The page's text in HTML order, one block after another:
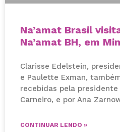
Na’amat Brasil
Na’amat BH, em
Clarisse Edelstein,
e Paulette Exman,
recebidas pela presidente
Carneiro, e por Ana
CONTINUAR LENDO »